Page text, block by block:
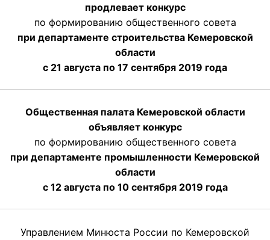
продлевает конкурс
по формированию общественного совета
при департаменте строительства Кемеровской
области
с 21 августа по 17 сентября 2019 года
Общественная палата Кемеровской области
объявляет конкурс
по формированию общественного совета
при департаменте промышленности Кемеровской
области
с 12 августа по 10 сентября 2019 года
Управлением Минюста России по Кемеровской